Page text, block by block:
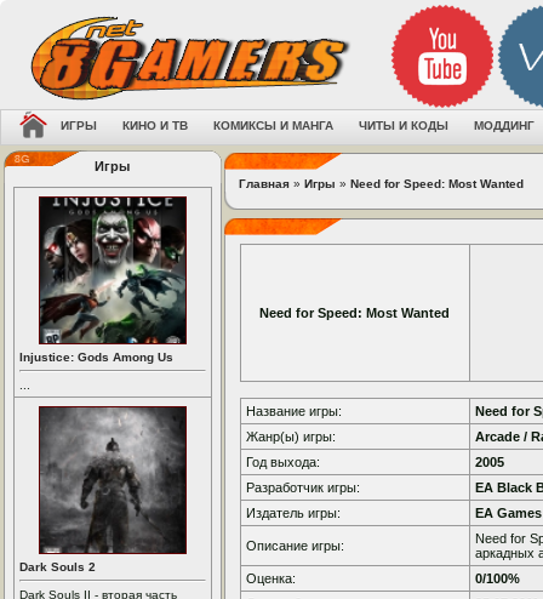
ИГРЫ КИНО И ТВ КОМИКСЫ И МАНГА ЧИТЫ И КОДЫ МОДДИНГ
Игры
Injustice: Gods Among Us
Dark Souls 2
Dark Souls II - вторая часть
Главная » Игры » Need for Speed: Most Wanted
Need for Speed: Most Wanted
Название игры:
Need for
Жанр(ы) игры:
Arcade /
Год выхода:
2005
Разработчик игры:
EA Black
Издатель игры:
EA Games
Описание игры:
Need for
аркадных
Оценка:
0/100%